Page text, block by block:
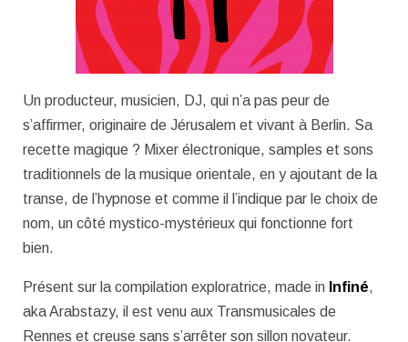
Un producteur, musicien, DJ, qui n’a pas peur de
s’affirmer, originaire de Jérusalem et vivant à Berlin. Sa
recette magique ? Mixer électronique, samples et sons
traditionnels de la musique orientale, en y ajoutant de la
transe, de l’hypnose et comme il l’indique par le choix de
nom, un côté mystico-mystérieux qui fonctionne fort
bien.
Présent sur la compilation exploratrice, made in Infiné,
aka Arabstazy, il est venu aux Transmusicales de
Rennes et creuse sans s’arrêter son sillon novateur.